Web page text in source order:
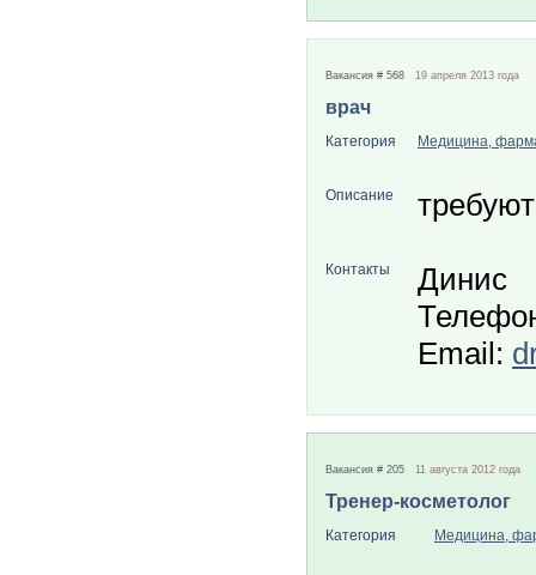
Вакансия # 568 19 апреля 2013 года
врач
Категория Медицина,
Описание
Контакты
Динис
Email:
Вакансия # 205 11 августа 2012 года
Тренер-косметолог
Категория Медицина,